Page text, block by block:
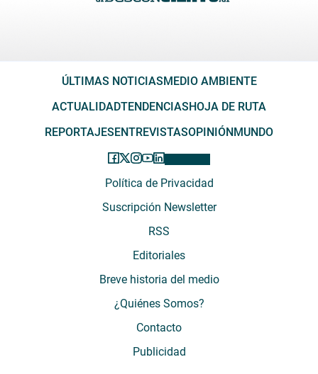
ÚLTIMAS NOTICIAS MEDIO AMBIENTE
ACTUALIDADTENDENCIAS HOJA DE RUTA
REPORTAJES ENTREVISTASOPINIÓN MUNDO
Política de Privacidad
Suscripción Newsletter
RSS
Editoriales
Breve historia del medio
¿Quiénes Somos?
Contacto
Publicidad